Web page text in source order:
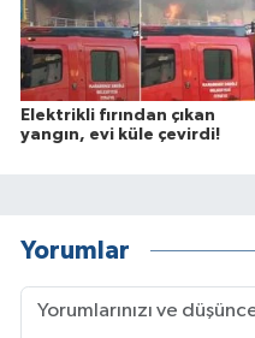
Elektrikli fırından çıkan
yangın, evi küle çevirdi!
Yorumlar